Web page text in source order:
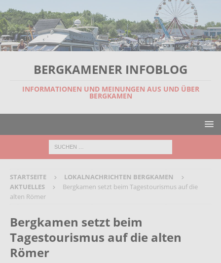
BERGKAMENER INFOBLOG
INFORMATIONEN UND MEINUNGEN AUS UND ÜBER
BERGKAMEN
STARTSEITE
LOKALNACHRICHTEN BERGKAMEN
AKTUELLES
Bergkamen setzt beim Tagestourismus auf die
alten Römer
Bergkamen setzt beim
Tagestourismus auf die alten
Römer